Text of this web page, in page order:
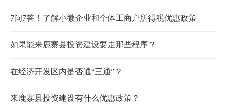
7问7答！了解小微企业和个体工商户所得税优惠政策
如果能来鹿寨县投资建设要走那些程序？
在经济开发区内是否通“三通”？
来鹿寨县投资建设有什么优惠政策？